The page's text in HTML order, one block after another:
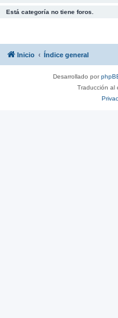
Está categoría no tiene foros.
Inicio Índice general
Desarrollado por
Traducción al